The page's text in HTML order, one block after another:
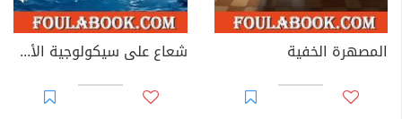
المصهرة الخفية شعاع على سيكولوجية الأشياء